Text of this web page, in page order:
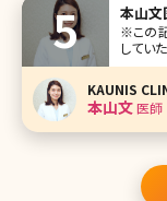
本山文
※この
してい
第三十
ガネを
蝶に脱皮
KAUNIS
本山文医師